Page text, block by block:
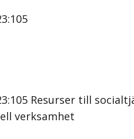
Resurser till
verksamhet